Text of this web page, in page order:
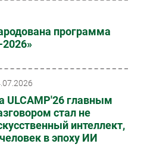
программа
ULCAMP'26 главным
стал не
интеллект,
в эпоху ИИ